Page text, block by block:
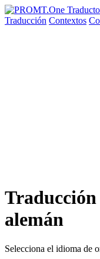
Traducción Contextos
alemán
Selecciona el idioma de